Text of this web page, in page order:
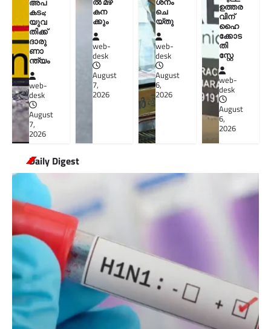
അപ
കടം;
യുവ
തിക്ക്
ദാരു
ണാ
ന്ത്യം
web-
desk
August
7,
2026
കന
ക്കും
web-
desk
August
7,
2026
ചെ
യ്തു
web-
desk
August
6,
2026
ഉത്തര
വിന്
ഹൈ
ക്കോട
തി
സ്റ്റേ
web-
desk
August
6,
2026
Daily Digest